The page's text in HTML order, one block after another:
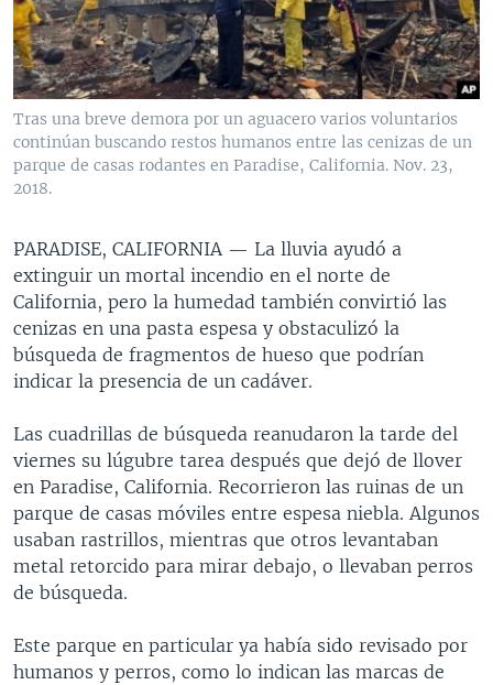
VENEZUELA
BRASIL
NICARAGUA
ECONOMÍA
ENTRETENIMIENTO Y CULTURA
TECNOLOGÍA
DEPORTES
CIENCIA Y SALUD
MULTIMEDIA
VIDEOS
FOTOGRAFÍA
AUDIOS
PROGRAMAS TV
EL MUNDO AL DÍA
FORO INTERAMERICANO
VISIÓN 360
PANORAMA
RADIO
AVANCE INFORMATIVO
AUDIONOTICIAS
ESTADOS UNIDOS AL DÍA
EL MUNDO AL DÍA [RADIO]
FORO [RADIO]
DEPORTIVO INTERNACIONAL
ENTRETENIMIENTO
DIRECT
DOCUMENTALES DE LA VOA
SÍGANOS
Tras una breve demora por un aguacero varios voluntarios
continúan buscando restos humanos entre las cenizas de un
parque de casas rodantes en Paradise, California. Nov. 23,
2018.
PARADISE, CALIFORNIA — La lluvia ayudó a
extinguir un mortal incendio en el norte de
California, pero la humedad también convirtió las
cenizas en una pasta espesa y obstaculizó la
búsqueda de fragmentos de hueso que podrían
indicar la presencia de un cadáver.
Las cuadrillas de búsqueda reanudaron la tarde del
viernes su lúgubre tarea después que dejó de llover
en Paradise, California. Recorrieron las ruinas de un
parque de casas móviles entre espesa niebla. Algunos
usaban rastrillos, mientras que otros levantaban
metal retorcido para mirar debajo, o llevaban perros
de búsqueda.
Este parque en particular ya había sido revisado por
humanos y perros, como lo indican las marcas de